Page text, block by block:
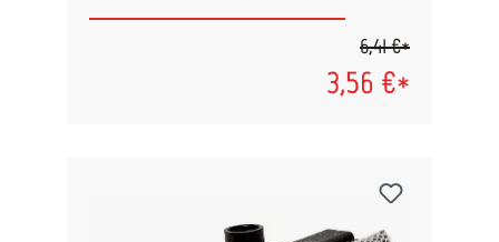
3,56 €*
6,41 €*